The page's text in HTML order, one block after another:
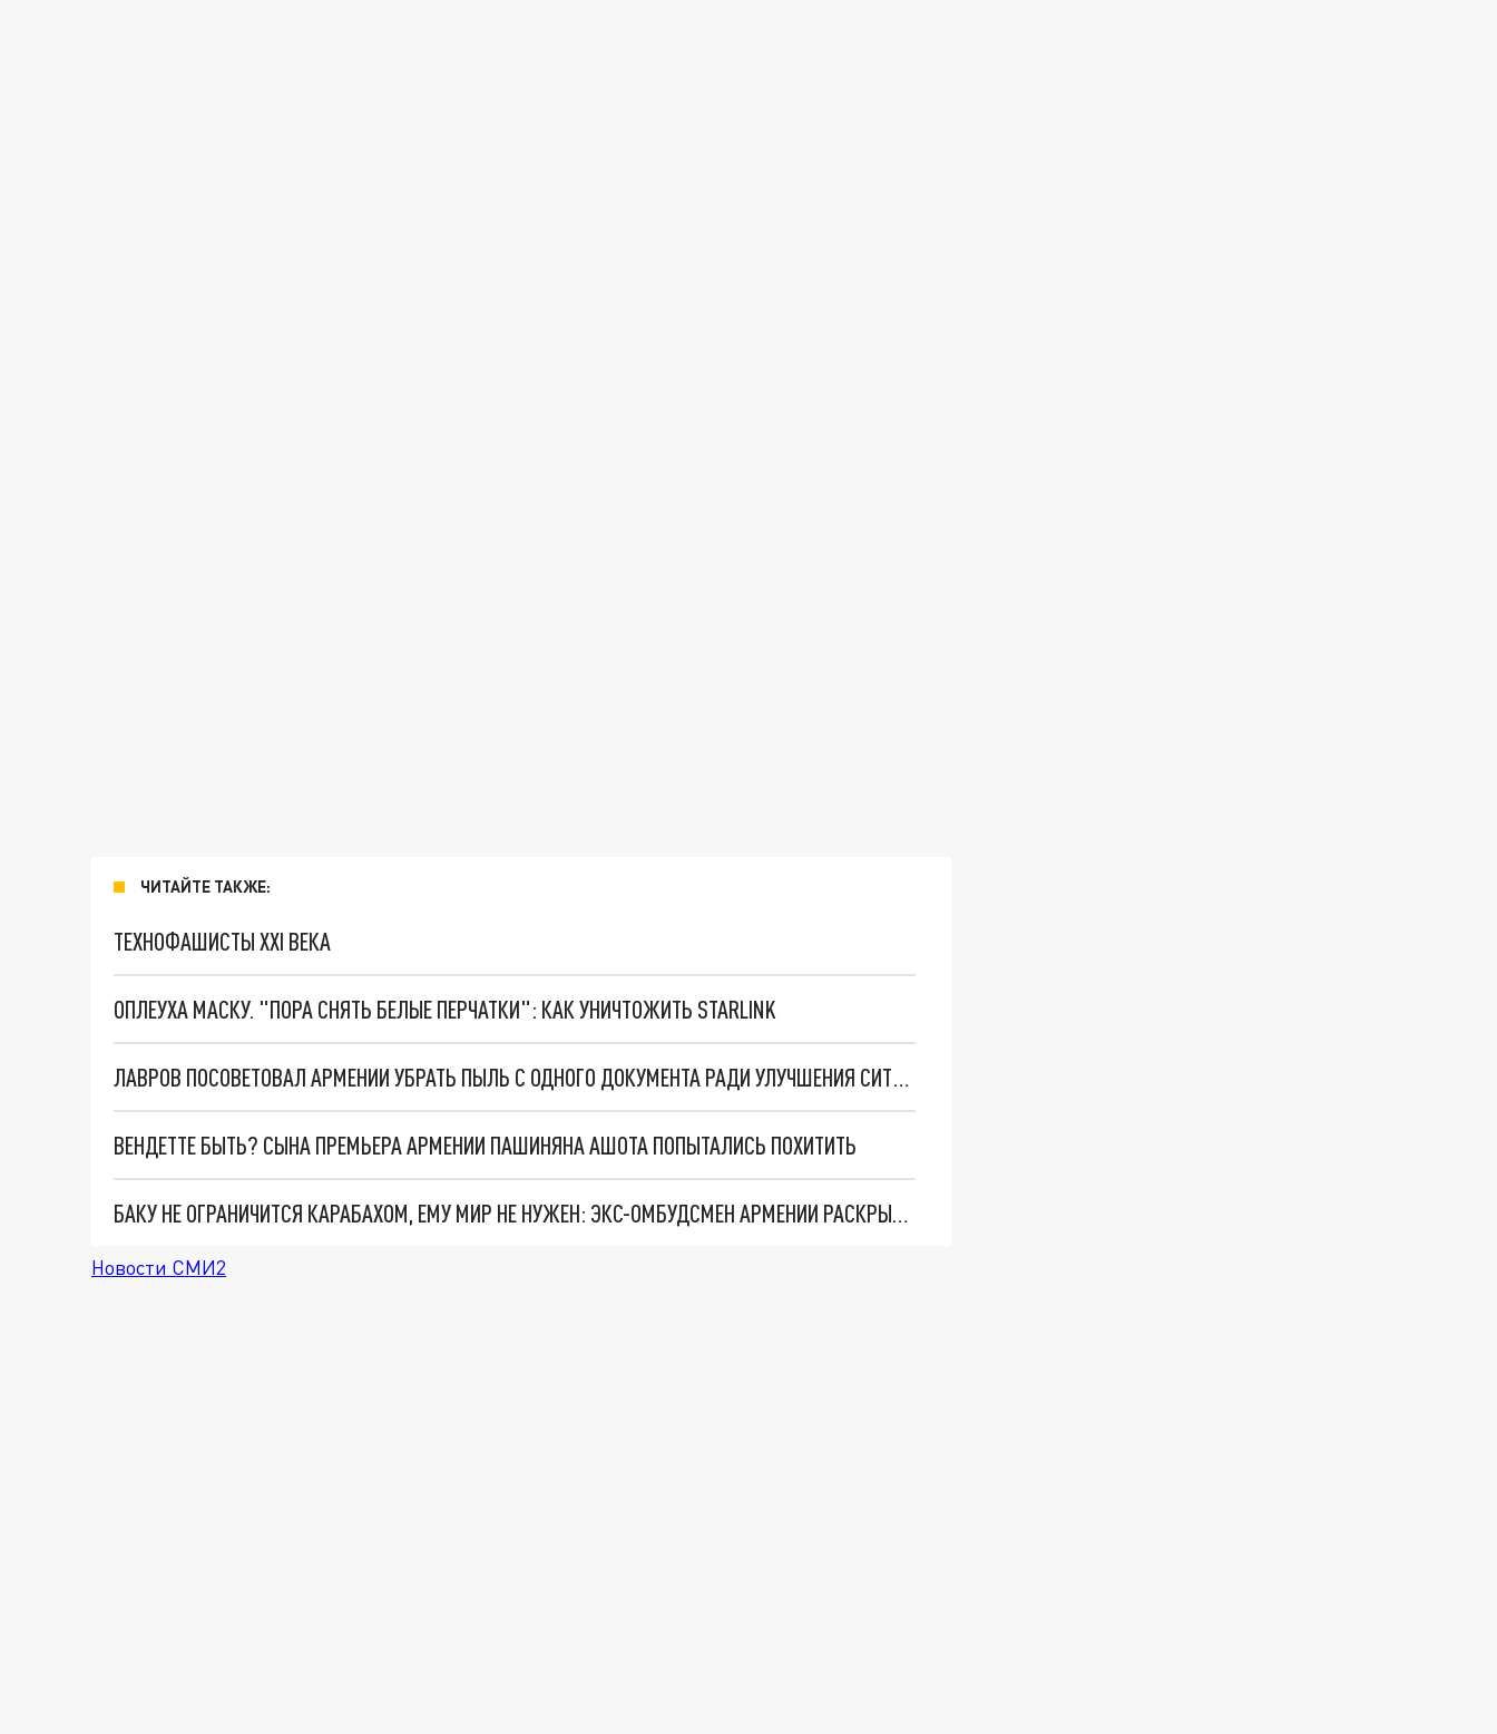
ЧИТАЙТЕ ТАКЖЕ:
ТЕХНОФАШИСТЫ XXI ВЕКА
ОПЛЕУХА МАСКУ. "ПОРА СНЯТЬ БЕЛЫЕ ПЕРЧАТКИ": КАК УНИЧТОЖИТЬ STARLINK
ЛАВРОВ ПОСОВЕТОВАЛ АРМЕНИИ УБРАТЬ ПЫЛЬ С ОДНОГО ДОКУМЕНТА РАДИ УЛУЧШЕНИЯ СИТУАЦИИ С АЗЕРБАЙДЖАНОМ
ВЕНДЕТТЕ БЫТЬ? СЫНА ПРЕМЬЕРА АРМЕНИИ ПАШИНЯНА АШОТА ПОПЫТАЛИСЬ ПОХИТИТЬ
БАКУ НЕ ОГРАНИЧИТСЯ КАРАБАХОМ, ЕМУ МИР НЕ НУЖЕН: ЭКС-ОМБУДСМЕН АРМЕНИИ РАСКРЫЛ КАРТЫ
Новости СМИ2